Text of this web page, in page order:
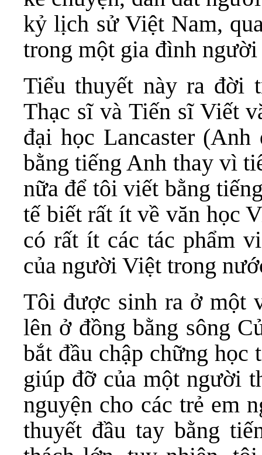
kỷ lịch sử Việt Nam,
trong một gia đình
Tiểu thuyết này ra đời
Thạc sĩ và Tiến sĩ Viết
đại học Lancaster
bằng tiếng Anh thay vì
nữa để tôi viết bằng
tế biết rất ít về văn học
có rất ít các tác phẩm
của người Việt trong
Tôi được sinh ra ở một
lên ở đồng bằng sông
bắt đầu chập chững
giúp đỡ của một người
nguyện cho các trẻ em
thuyết đầu tay bằng